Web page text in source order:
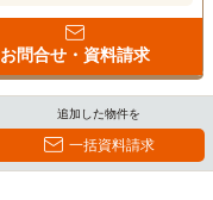
お問合せ・資料請求
追加した物件を
一括資料請求